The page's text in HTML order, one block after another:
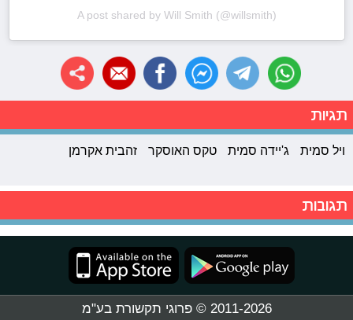
A post shared by Will Smith (@willsmith)
תגיות
ויל סמית ג'יידה סמית טקס האוסקר זהבית אקרמן
תגובות
2011-2026 © פרוגי תקשורת בע"מ